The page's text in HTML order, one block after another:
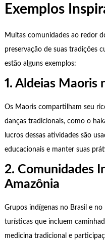
Exemplos
Muitas comunidades ao redor
preservação de suas tradições
estão alguns exemplos:
1. Aldeias Maoris
Os Maoris compartilham seu
danças tradicionais, como o
lucros dessas atividades são
educacionais e manter suas
2. Comunidades
Amazônia
Grupos indígenas no Brasil e
turísticas que incluem
medicina tradicional e